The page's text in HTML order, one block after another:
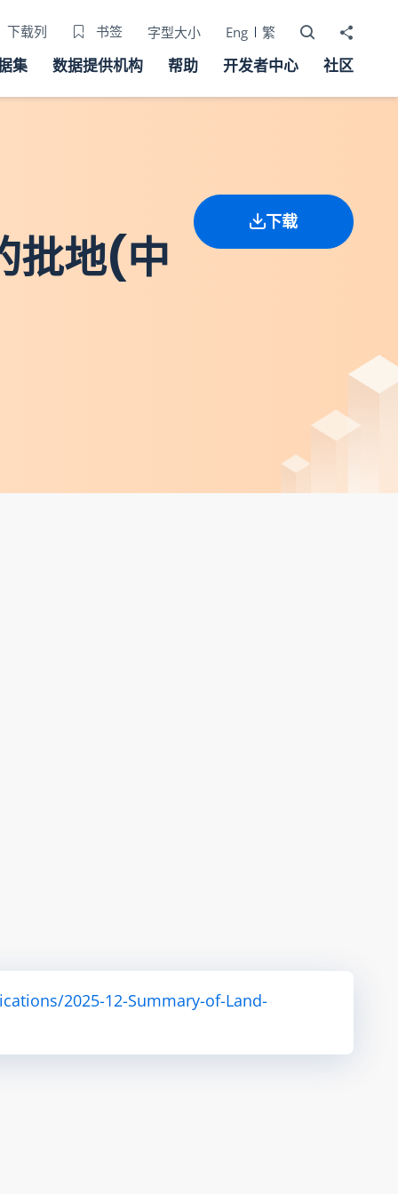
下载列 书签 字型大小 Eng 繁 打开搜寻器
分享至
集 数据提供机构 帮助 开发者中心 社区
批地(中
下载
2025-12-Summary-of-Land-